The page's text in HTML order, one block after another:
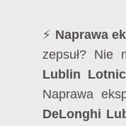
⚡ Naprawa
zepsuł? Nie
Lublin
Naprawa
DeLonghi